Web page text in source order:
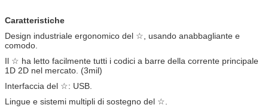
Caratteristiche
Design industriale ergonomico del ☆, usando anabbagliante e
comodo.
Il ☆ ha letto facilmente tutti i codici a barre della corrente principale
1D 2D nel mercato. (3mil)
Interfaccia del ☆: USB.
Lingue e sistemi multipli di sostegno del ☆.